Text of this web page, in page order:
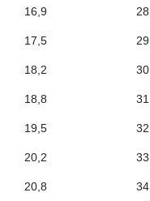
16,9 28
17,5 29
18,2 30
18,8 31
19,5 32
20,2 33
20,8 34